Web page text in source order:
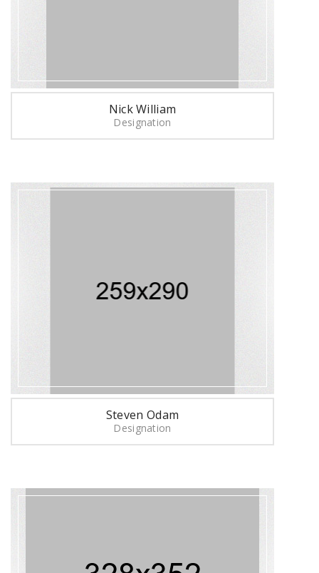
Nick William
Designation
Steven Odam
Designation